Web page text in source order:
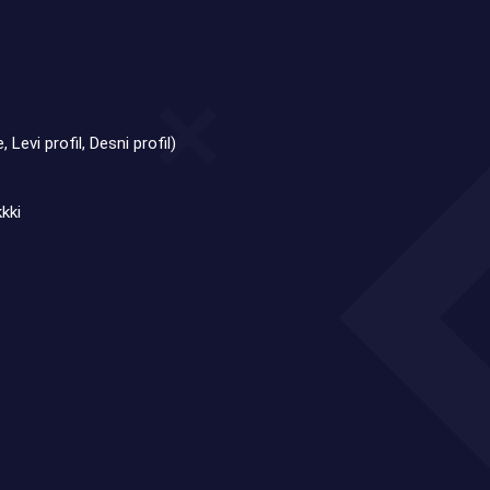
Levi profil, Desni profil)